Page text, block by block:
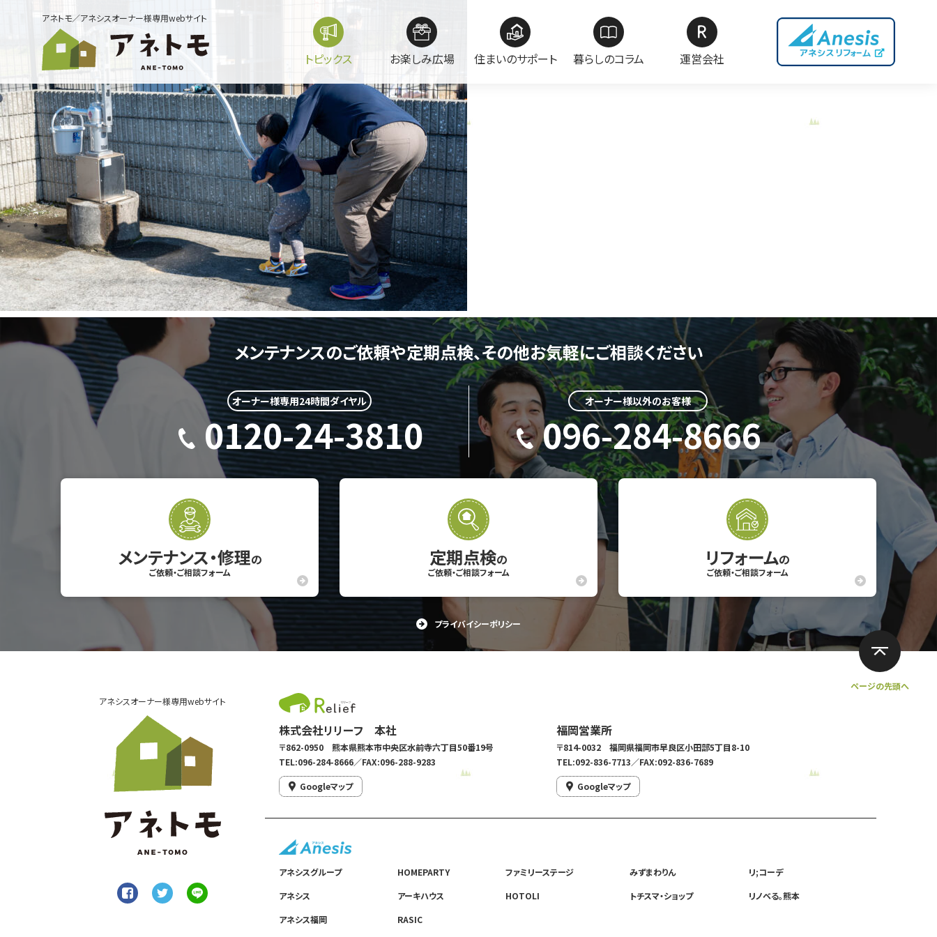
アネトモ／アネシスオーナー様専用webサイト
トピックス お楽しみ広場 住まいのサポート 暮らしのコラム 運営会社
メンテナンスのご依頼や定期点検、その他お気軽にご相談ください
オーナー様専用24時間ダイヤル
0120-24-3810
オーナー様以外のお客様
096-284-8666
メンテナンス・修理の
ご依頼・ご相談フォーム
定期点検の
ご依頼・ご相談フォーム
リフォームの
ご依頼・ご相談フォーム
プライバイシーポリシー
アネシスオーナー様専用webサイト
株式会社リリーフ 本社
〒862-0950 熊本県熊本市中央区水前寺六丁目50番19号
TEL:096-284-8666／FAX:096-288-9283
Googleマップ
福岡営業所
〒814-0032 福岡県福岡市早良区小田部5丁目8-10
TEL:092-836-7713／FAX:092-836-7689
Googleマップ
アネシスグループ
アネシス
アネシス福岡
HOMEPARTY
アーキハウス
RASIC
ファミリーステージ
HOTOLI
みずまわりん
トチスマ・ショップ
リ;コーデ
リノベる。熊本
ページの先頭へ